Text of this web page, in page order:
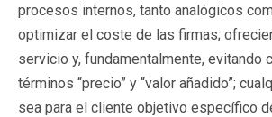
procesos internos, tanto analógicos
optimizar el coste de las firmas;
servicio y, fundamentalmente, evitando
términos “precio” y “valor añadido”;
sea para el cliente objetivo específico